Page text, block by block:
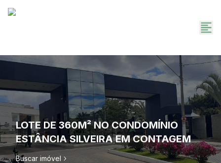
LOTE DE 360M² NO CONDOMÍNIO
ESTÂNCIA SILVEIRA EM CONTAGEM
Buscar imóvel